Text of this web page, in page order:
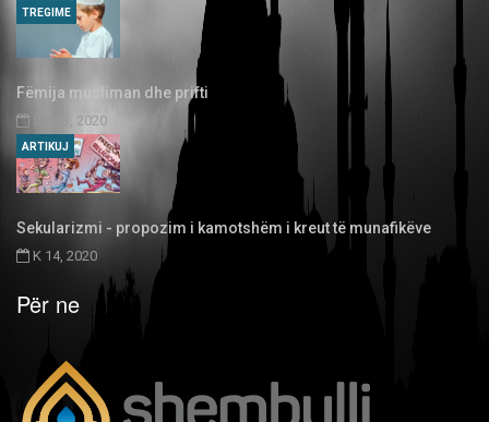
Fëmija musliman dhe prifti
SH 03, 2020
TREGIME
Sekularizmi - propozim i kamotshëm i kreut të munafikëve
K 14, 2020
ARTIKUJ
Për ne